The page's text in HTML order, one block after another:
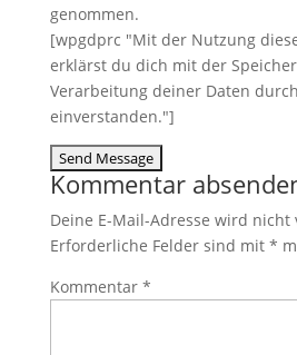
genommen.
[wpgdprc "Mit der Nutzung
erklärst du dich mit der
Verarbeitung deiner Daten
einverstanden."]
Kommentar
Deine E-Mail-Adresse wird
Erforderliche Felder sind mit *
Kommentar *